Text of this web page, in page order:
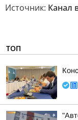
Источник: Канал
ТОП